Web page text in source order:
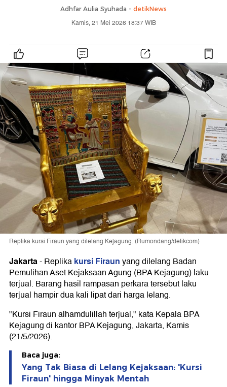
Adhfar Aulia Syuhada - detikNews
Kamis, 21 Mei 2026 18:37 WIB
Replika kursi Firaun yang dilelang Kejagung. (Rumondang/detikcom)
Jakarta-Replikakursi Firaunyang dilelang Badan
Pemulihan Aset Kejaksaan Agung (BPA Kejagung) laku
terjual. Barang hasil rampasan perkara tersebut laku
terjual hampir dua kali lipat dari harga lelang.
"Kursi Firaun alhamdulillah terjual," kata Kepala BPA
Kejagung di kantor BPA Kejagung, Jakarta, Kamis
(21/5/2026).
Baca juga:
Yang Tak Biasa di Lelang Kejaksaan: 'Kursi
Firaun' hingga Minyak Mentah